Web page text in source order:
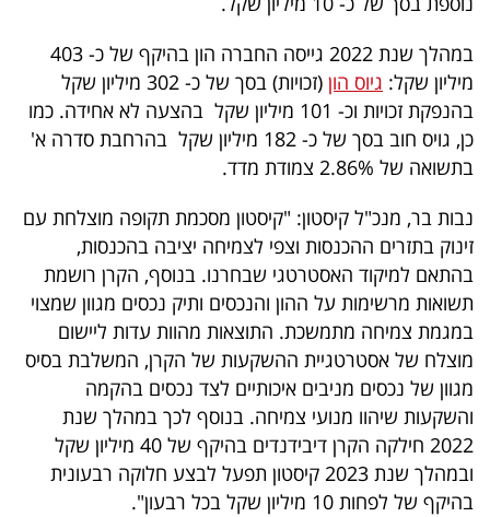
מייל
אדום
פרסמו
באייס
עקבו
אחרינו:
במהלך שנת 2022 גייסה החברה הון בהיקף של כ- 403
מיליון שקל: גיוס הון
(זכויות) בסך של כ- 302 מיליון שקל
בהנפקת זכויות וכ- 101 מיליון שקל בהצעה לא אחידה. כמו
כן, גויס חוב בסך של כ- 182 מיליון שקל בהרחבת סדרה א'
בתשואה של 2.86% צמודת מדד.
נבות בר, מנכ"ל קיסטון: "קיסטון מסכמת תקופה מוצלחת עם
זינוק בתזרים ההכנסות וצפי לצמיחה יציבה בהכנסות,
בהתאם למיקוד האסטרטגי שבחרנו. בנוסף, הקרן רושמת
תשואות מרשימות על ההון והנכסים ותיק נכסים מגוון שמצוי
במגמת צמיחה מתמשכת. התוצאות מהוות עדות ליישום
מוצלח של אסטרטגיית ההשקעות של הקרן, המשלבת בסיס
מגוון של נכסים מניבים איכותיים לצד נכסים בהקמה
והשקעות שיהוו מנועי צמיחה. בנוסף לכך במהלך שנת
2022 חילקה הקרן דיבידנדים בהיקף של 40 מיליון שקל
ובמהלך שנת 2023 קיסטון תפעל לבצע חלוקה רבעונית
בהיקף של לפחות 10 מיליון שקל בכל רבעון".